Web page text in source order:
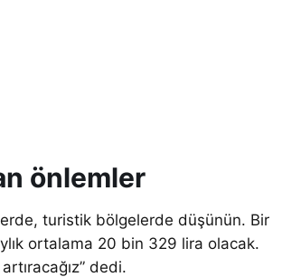
önlemler
turistik bölgelerde düşünün. Bir
ortalama 20 bin 329 lira olacak.
dedi.